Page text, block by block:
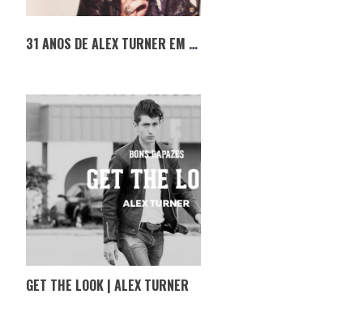
31 ANOS DE ALEX TURNER EM 31 MÚSICAS
GET THE LOOK | ALEX TURNER